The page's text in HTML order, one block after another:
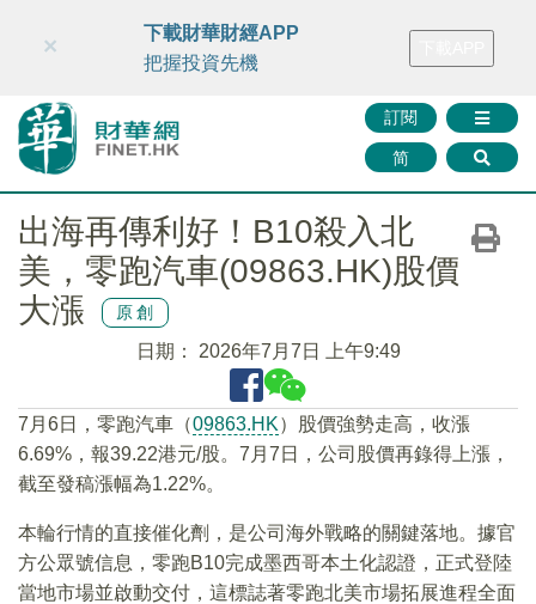
財華智庫網 FINTV FINMETA 財華證券 媒體矩陣
訂閱
简
×
下載財華財經APP
把握投資先機
出海再傳利好！B10殺入北
美，零跑汽車(09863.HK)股價
大漲
原創
日期： 2026年7月7日 上午9:49
7月6日，零跑汽車（09863.HK）股價強勢走高，收漲
6.69%，報39.22港元/股。7月7日，公司股價再錄得上漲，
截至發稿漲幅為1.22%。
本輪行情的直接催化劑，是公司海外戰略的關鍵落地。據官
方公眾號信息，零跑B10完成墨西哥本土化認證，正式登陸
當地市場並啟動交付，這標誌著零跑北美市場拓展進程全面